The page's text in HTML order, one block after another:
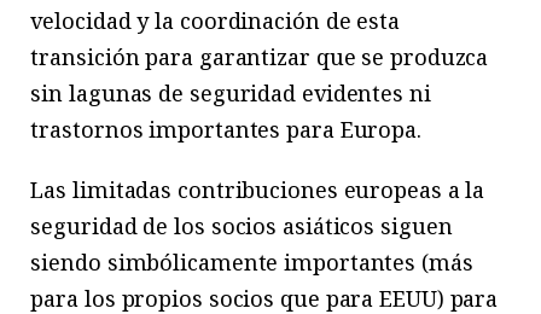
velocidad y la coordinación de esta
transición para garantizar que se produzca
sin lagunas de seguridad evidentes ni
trastornos importantes para Europa.
Las limitadas contribuciones europeas a la
seguridad de los socios asiáticos siguen
siendo simbólicamente importantes (más
para los propios socios que para EEUU) para